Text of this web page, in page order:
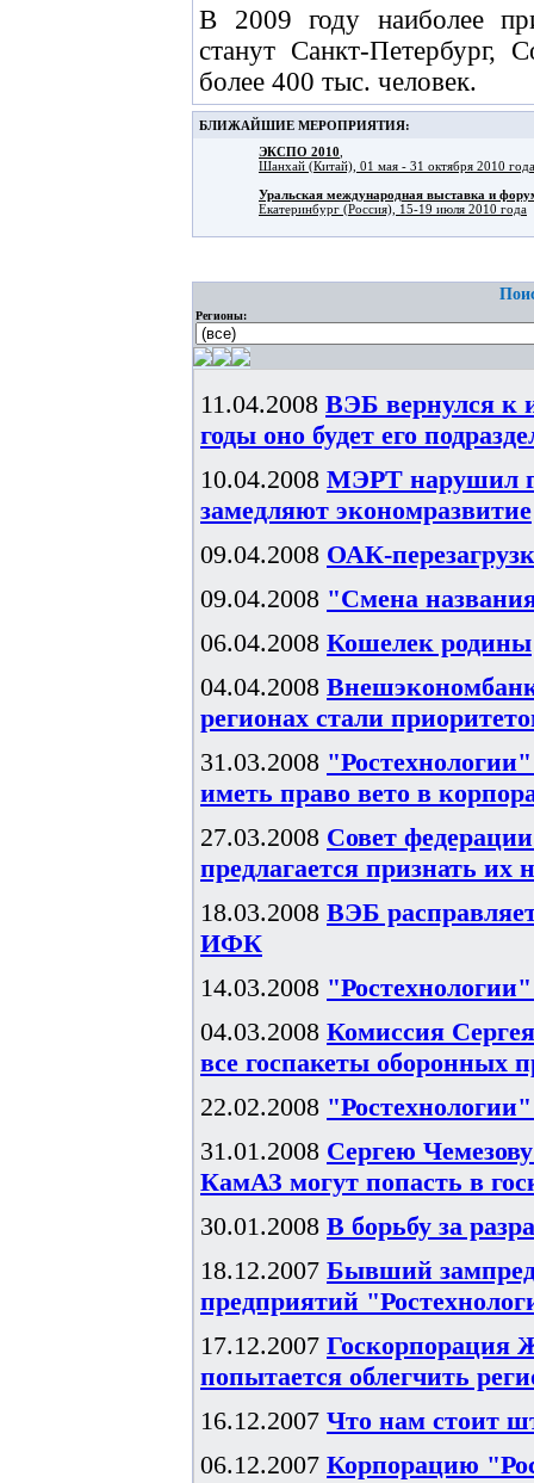
В 2009 году наиболее
станут Санкт-Петербург,
более 400 тыс. человек.
БЛИЖАЙШИЕ МЕРОПРИЯТИЯ:
ЭКСПО 2010
Шанхай (Китай), 01 мая - 31 октября 2010 года
Уральская международная выставка и
Екатеринбург (Россия), 15-19 июля 2010 года
Регионы:
11.04.2008 ВЭБ вернулся к
годы оно будет его
10.04.2008 МЭРТ нарушил
замедляют экономразвитие
09.04.2008 ОАК-
09.04.2008 "Смена
06.04.2008 Кошелек родины
04.04.2008
регионах стали
31.03.2008
иметь право вето в
27.03.2008 Совет
предлагается признать их
18.03.2008 ВЭБ
ИФК
14.03.2008
04.03.2008 Комиссия
все госпакеты оборонных
22.02.2008
31.01.2008 Сергею
КамАЗ могут попасть в
30.01.2008 В борьбу за
18.12.2007 Бывший
предприятий
17.12.2007 Госкорпорация
попытается облегчить
16.12.2007 Что нам стоит
06.12.2007 Корпорацию